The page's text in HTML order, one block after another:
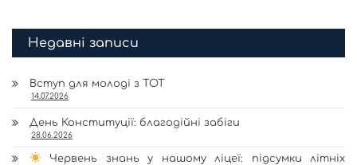
Недавні записи
Вступ для молоді з ТОТ
14.07.2026
День Конституції: благодійні забіги
28.06.2026
Червень знань у нашому ліцеї: підсумки літніх